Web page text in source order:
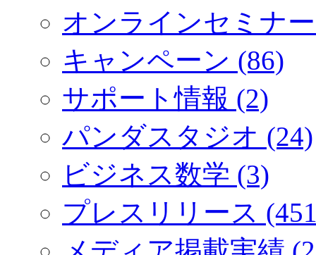
オンラインセミナ
キャンペーン (86)
サポート情報 (2)
パンダスタジオ (24)
ビジネス数学 (3)
プレスリリース